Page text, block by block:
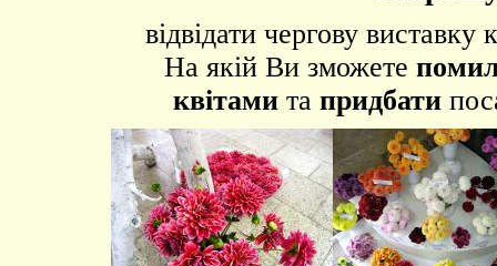
відвідати чергову виставку
На якій Ви зможете
квітами та придбати